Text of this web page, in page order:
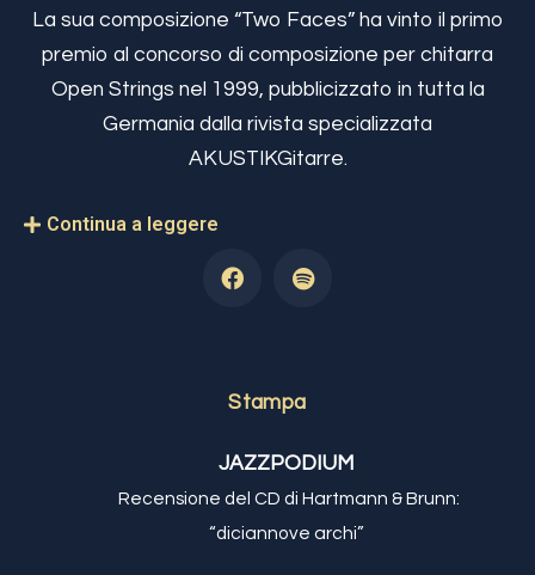
La sua composizione “Two Faces” ha vinto il primo
premio al concorso di composizione per chitarra
Open Strings nel 1999, pubblicizzato in tutta la
Germania dalla rivista specializzata
AKUSTIKGitarre.
Continua a leggere
Stampa
JAZZPODIUM
Recensione del CD di Hartmann & Brunn:
“diciannove archi”